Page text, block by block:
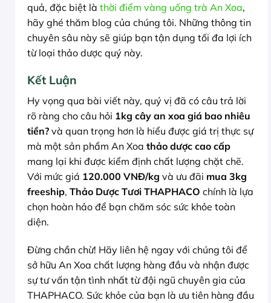
quả, đặc biệt là thời điểm vàng uống trà An Xoa,
hãy ghé thăm blog của chúng tôi. Những thông tin
chuyên sâu này sẽ giúp bạn tận dụng tối đa lợi ích
từ loại thảo dược quý này.
Kết Luận
Hy vọng qua bài viết này, quý vị đã có câu trả lời
rõ ràng cho câu hỏi 1kg cây an xoa giá bao nhiêu
tiền? và quan trọng hơn là hiểu được giá trị thực sự
mà một sản phẩm An Xoa thảo dược cao cấp
mang lại khi được kiểm định chất lượng chặt chẽ.
Với mức giá 120.000 VNĐ/kg và ưu đãi mua 3kg
freeship, Thảo Dược Tươi THAPHACO chính là lựa
chọn hoàn hảo để bạn chăm sóc sức khỏe toàn
diện.
Đừng chần chừ! Hãy liên hệ ngay với chúng tôi để
sở hữu An Xoa chất lượng hàng đầu và nhận được
sự tư vấn tận tình nhất từ đội ngũ chuyên gia của
THAPHACO. Sức khỏe của bạn là ưu tiên hàng đầu